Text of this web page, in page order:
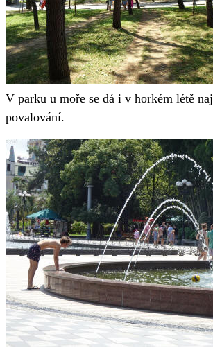
V parku u moře se dá i v horkém létě
povalování.